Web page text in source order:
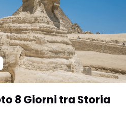
8 Giorni tra Storia